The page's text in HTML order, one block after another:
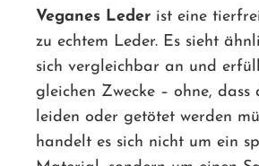
Veganes Leder ist eine
zu echtem Leder. Es sieht
sich vergleichbar an und
gleichen Zwecke – ohne,
leiden oder getötet werden
handelt es sich nicht um ein